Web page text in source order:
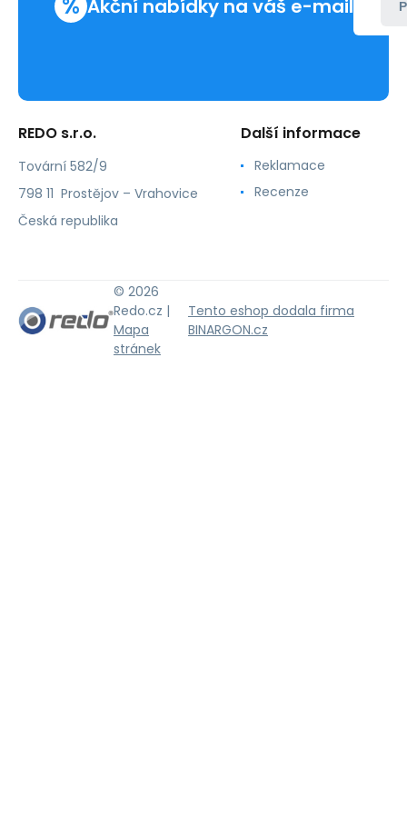
Akční nabídky na váš e-mail
REDO s.r.o.
Tovární 582/9
798 11 Prostějov – Vrahovice
Česká republika
Další informace
Reklamace
Recenze
© 2026
Redo.cz |
Mapa
stránek
Tento eshop dodala firma
BINARGON.cz